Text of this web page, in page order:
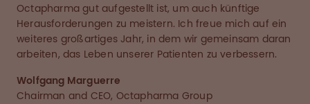
Octapharma gut aufgestellt ist, um auch künftige
Herausforderungen zu meistern. Ich freue mich auf ein
weiteres großartiges Jahr, in dem wir gemeinsam daran
arbeiten, das Leben unserer Patienten zu verbessern.
Wolfgang Marguerre
Chairman and CEO, Octapharma Group